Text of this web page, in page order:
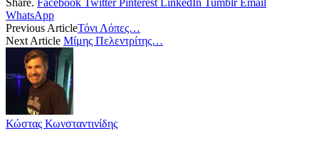
WhatsApp
Previous ArticleΤόνι Λόπες…
Next Article Μίμης Πελεντρίτης…
Κώστας Κωνσταντινίδης